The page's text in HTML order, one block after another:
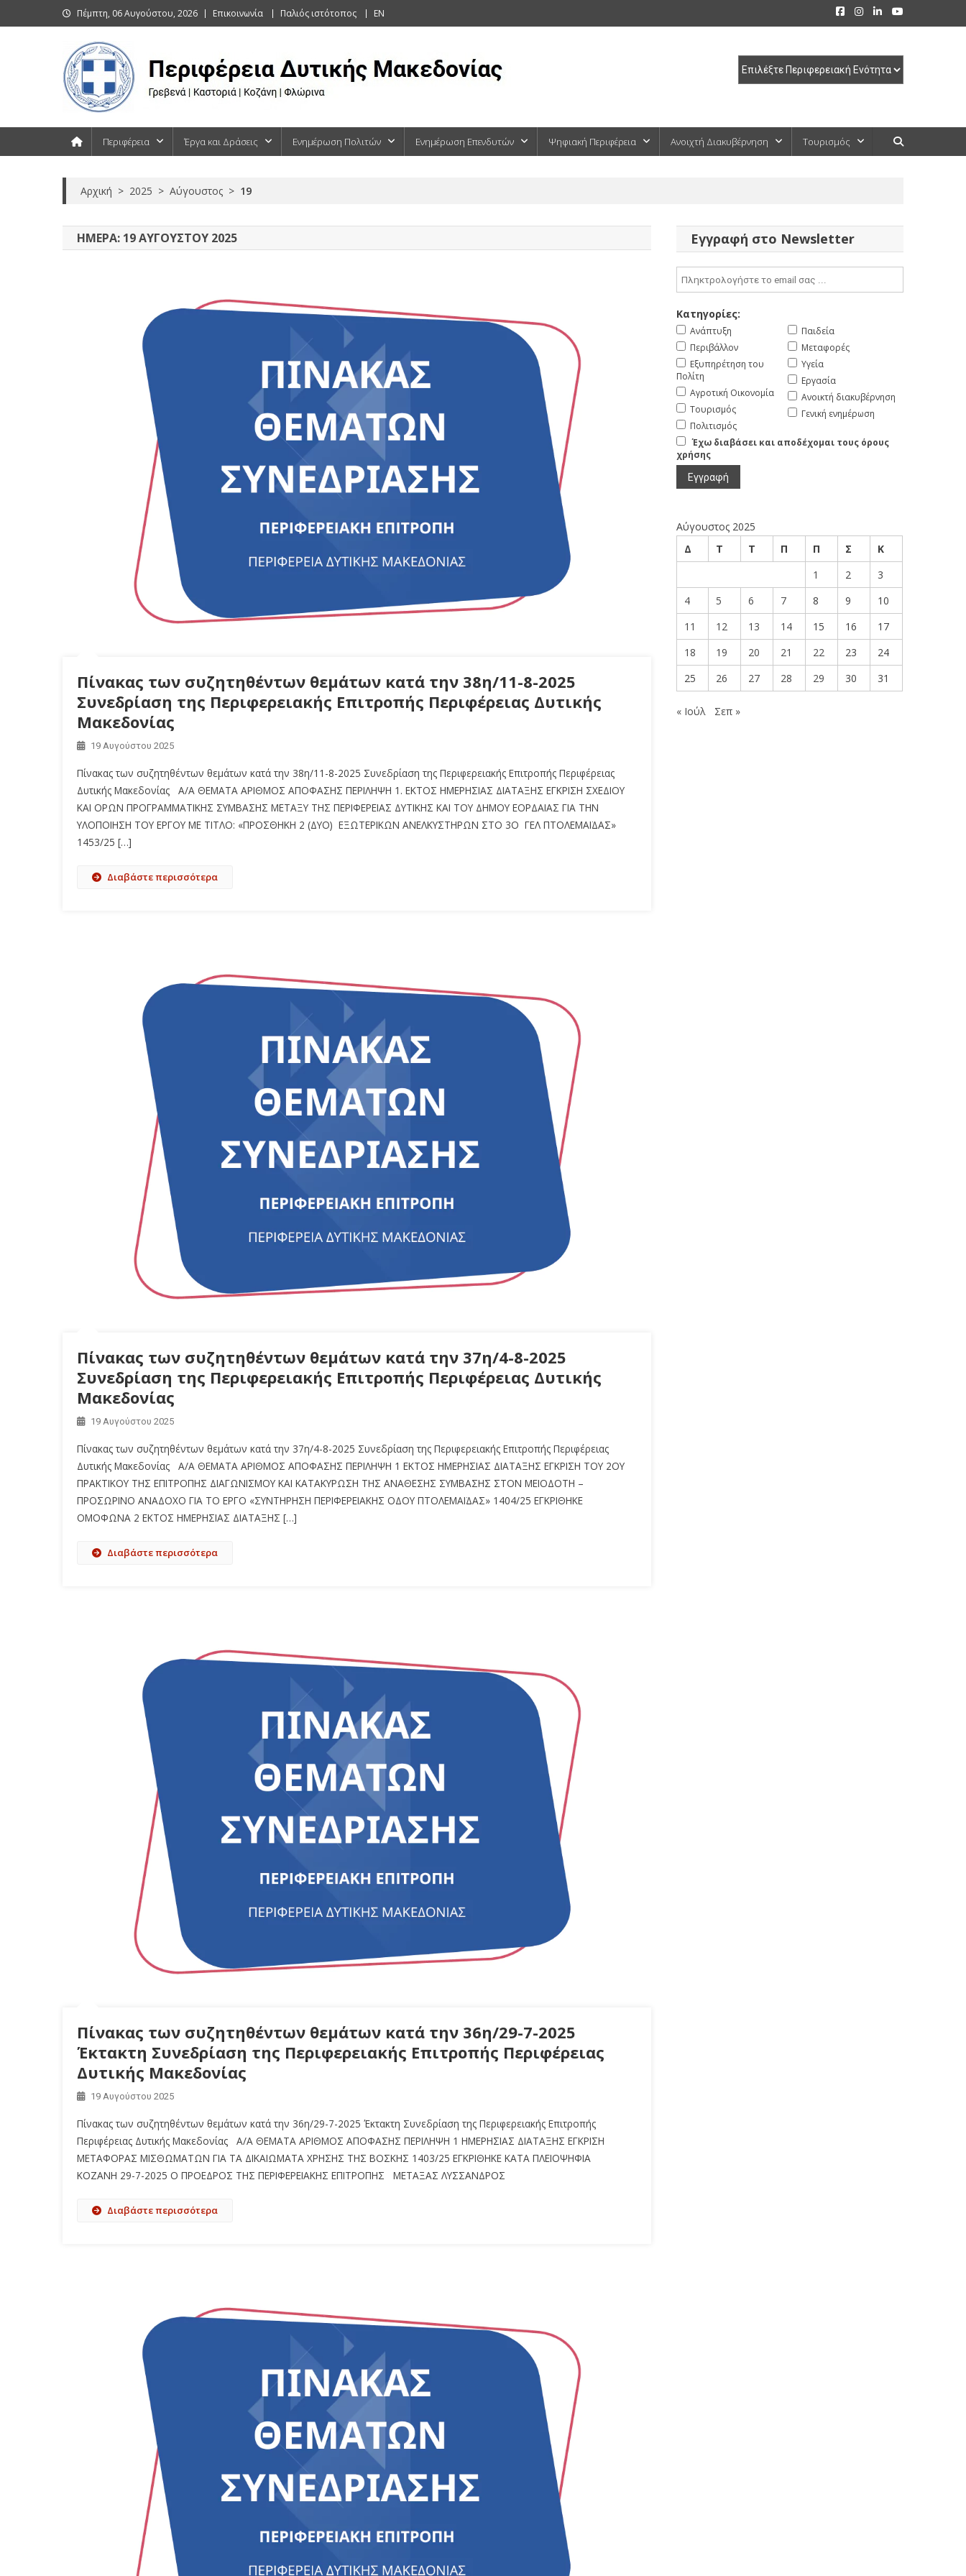
to
Πέμπτη, 06 Αυγούστου, 2026 Επικοινωνία Παλιός ιστότοπος EN
Περιφέρεια Έργα και Δράσεις Ενημέρωση Πολιτών Ενημέρωση Επενδυτών Ψηφιακή Περιφέρεια Ανοιχτή Διακυβέρνηση Τουρισμός
Αρχική > 2025 > Αύγουστος > 19
ΗΜΈΡΑ: 19 ΑΥΓΟΎΣΤΟΥ 2025
Πίνακας των συζητηθέντων θεμάτων κατά την 38η/11-8-2025
Συνεδρίαση της Περιφερειακής Επιτροπής Περιφέρειας Δυτικής
Μακεδονίας
19 Αυγούστου 2025
Πίνακας των συζητηθέντων θεμάτων κατά την 38η/11-8-2025 Συνεδρίαση της Περιφερειακής Επιτροπής Περιφέρειας
Δυτικής Μακεδονίας A/A ΘΕΜΑΤΑ ΑΡΙΘΜΟΣ ΑΠΟΦΑΣΗΣ ΠΕΡΙΛΗΨΗ 1. ΕΚΤΟΣ ΗΜΕΡΗΣΙΑΣ ΔΙΑΤΑΞΗΣ ΕΓΚΡΙΣΗ ΣΧΕΔΙΟΥ
ΚΑΙ ΟΡΩΝ ΠΡΟΓΡΑΜΜΑΤΙΚΗΣ ΣΥΜΒΑΣΗΣ ΜΕΤΑΞΥ ΤΗΣ ΠΕΡΙΦΕΡΕΙΑΣ ΔΥΤΙΚΗΣ ΚΑΙ ΤΟΥ ΔΗΜΟΥ ΕΟΡΔΑΙΑΣ ΓΙΑ ΤΗΝ
ΥΛΟΠΟΙΗΣΗ ΤΟΥ ΕΡΓΟΥ ΜΕ ΤΙΤΛΟ: «ΠΡΟΣΘΗΚΗ 2 (ΔΥΟ) ΕΞΩΤΕΡΙΚΩΝ ΑΝΕΛΚΥΣΤΗΡΩΝ ΣΤΟ 3Ο ΓΕΛ ΠΤΟΛΕΜΑΪΔΑΣ»
1453/25 […]
Διαβάστε περισσότερα
Πίνακας των συζητηθέντων θεμάτων κατά την 37η/4-8-2025
Συνεδρίαση της Περιφερειακής Επιτροπής Περιφέρειας Δυτικής
Μακεδονίας
19 Αυγούστου 2025
Πίνακας των συζητηθέντων θεμάτων κατά την 37η/4-8-2025 Συνεδρίαση της Περιφερειακής Επιτροπής Περιφέρειας
Δυτικής Μακεδονίας Α/Α ΘΕΜΑΤΑ ΑΡΙΘΜΟΣ ΑΠΟΦΑΣΗΣ ΠΕΡΙΛΗΨΗ 1 ΕΚΤΟΣ ΗΜΕΡΗΣΙΑΣ ΔΙΑΤΑΞΗΣ ΕΓΚΡΙΣΗ ΤΟΥ 2ΟΥ
ΠΡΑΚΤΙΚΟΥ ΤΗΣ ΕΠΙΤΡΟΠΗΣ ΔΙΑΓΩΝΙΣΜΟΥ ΚΑΙ ΚΑΤΑΚΥΡΩΣΗ ΤΗΣ ΑΝΑΘΕΣΗΣ ΣΥΜΒΑΣΗΣ ΣΤΟΝ ΜΕΙΟΔΟΤΗ –
ΠΡΟΣΩΡΙΝΟ ΑΝΑΔΟΧΟ ΓΙΑ ΤΟ ΕΡΓΟ «ΣΥΝΤΗΡΗΣΗ ΠΕΡΙΦΕΡΕΙΑΚΗΣ ΟΔΟΥ ΠΤΟΛΕΜΑΪΔΑΣ» 1404/25 ΕΓΚΡΙΘΗΚΕ
ΟΜΟΦΩΝΑ 2 ΕΚΤΟΣ ΗΜΕΡΗΣΙΑΣ ΔΙΑΤΑΞΗΣ […]
Διαβάστε περισσότερα
Πίνακας των συζητηθέντων θεμάτων κατά την 36η/29-7-2025
Έκτακτη Συνεδρίαση της Περιφερειακής Επιτροπής Περιφέρειας
Δυτικής Μακεδονίας
19 Αυγούστου 2025
Πίνακας των συζητηθέντων θεμάτων κατά την 36η/29-7-2025 Έκτακτη Συνεδρίαση της Περιφερειακής Επιτροπής
Περιφέρειας Δυτικής Μακεδονίας Α/Α ΘΕΜΑΤΑ ΑΡΙΘΜΟΣ ΑΠΟΦΑΣΗΣ ΠΕΡΙΛΗΨΗ 1 ΗΜΕΡΗΣΙΑΣ ΔΙΑΤΑΞΗΣ ΕΓΚΡΙΣΗ
ΜΕΤΑΦΟΡΑΣ ΜΙΣΘΩΜΑΤΩΝ ΓΙΑ ΤΑ ΔΙΚΑΙΩΜΑΤΑ ΧΡΗΣΗΣ ΤΗΣ ΒΟΣΚΗΣ 1403/25 ΕΓΚΡΙΘΗΚΕ ΚΑΤΑ ΠΛΕΙΟΨΗΦΙΑ
ΚΟΖΑΝΗ 29-7-2025 Ο ΠΡΟΕΔΡΟΣ ΤΗΣ ΠΕΡΙΦΕΡΕΙΑΚΗΣ ΕΠΙΤΡΟΠΗΣ ΜΕΤΑΞΑΣ ΛΥΣΣΑΝΔΡΟΣ
Διαβάστε περισσότερα
Εγγραφή στο Newsletter
Κατηγορίες:
Ανάπτυξη
Περιβάλλον
Εξυπηρέτηση του
Πολίτη
Αγροτική Οικονομία
Τουρισμός
Πολιτισμός
Παιδεία
Μεταφορές
Υγεία
Εργασία
Ανοικτή διακυβέρνηση
Γενική ενημέρωση
Έχω διαβάσει και αποδέχομαι τους όρους
χρήσης
Αύγουστος 2025
Δ
Τ Τ Π Π Σ
Κ
1
2
3
4
5 6 7 8 9
10
11
12 13 14 15 16
17
18
19 20 21 22 23
24
25
26 27 28 29 30 31
« Ιούλ Σεπ »